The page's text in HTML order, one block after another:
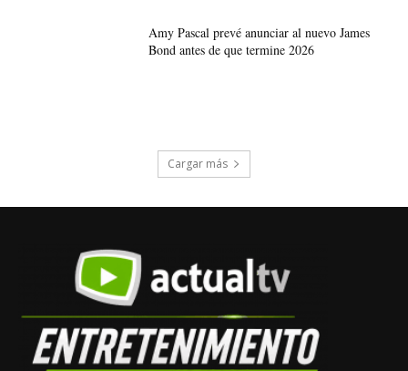
Amy Pascal prevé anunciar al nuevo James
Bond antes de que termine 2026
Cargar más